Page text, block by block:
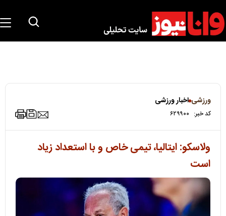
ورزشی اخبار ورزشی
کد خبر: ۶۲۹۹۰۰
ولاسکو: ایتالیا، تیمی خاص و با استعداد زیاد
است